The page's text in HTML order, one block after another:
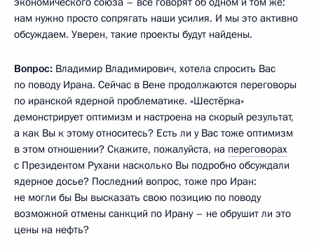
нам нужно просто сопрягать наши усилия. И мы это активно
обсуждаем. Уверен, такие проекты будут найдены.
Вопрос: Владимир Владимирович, хотела спросить Вас
по поводу Ирана. Сейчас в Вене продолжаются переговоры
по иранской ядерной проблематике. «Шестёрка»
демонстрирует оптимизм и настроена на скорый результат,
а как Вы к этому относитесь? Есть ли у Вас тоже оптимизм
в этом отношении? Скажите, пожалуйста, на переговорах
с Президентом Рухани насколько Вы подробно обсуждали
ядерное досье? Последний вопрос, тоже про Иран:
не могли бы Вы высказать свою позицию по поводу
возможной отмены санкций по Ирану – не обрушит ли это
цены на нефть?